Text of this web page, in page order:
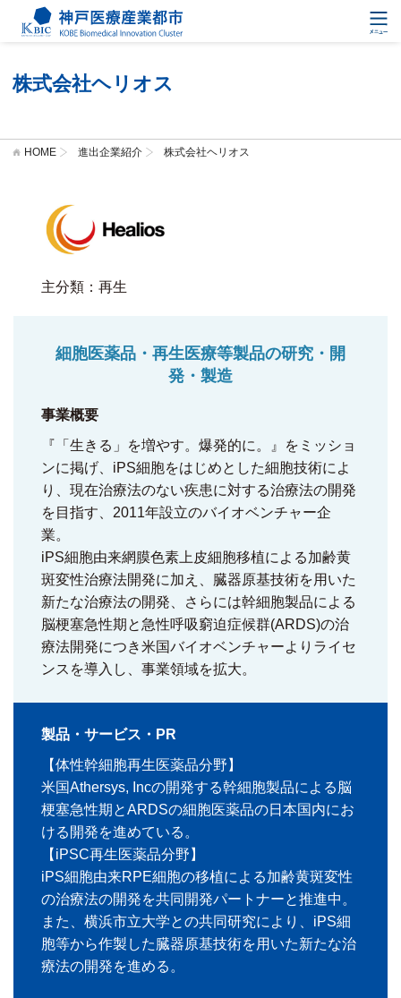
株式会社ヘリオス
HOME 進出企業紹介 株式会社ヘリオス
主分類：再生
細胞医薬品・再生医療等製品の研究・開
発・製造
事業概要
『「生きる」を増やす。爆発的に。』をミッショ
ンに掲げ、iPS細胞をはじめとした細胞技術によ
り、現在治療法のない疾患に対する治療法の開発
を目指す、2011年設立のバイオベンチャー企
業。
iPS細胞由来網膜色素上皮細胞移植による加齢黄
斑変性治療法開発に加え、臓器原基技術を用いた
新たな治療法の開発、さらには幹細胞製品による
脳梗塞急性期と急性呼吸窮迫症候群(ARDS)の治
療法開発につき米国バイオベンチャーよりライセ
ンスを導入し、事業領域を拡大。
製品・サービス・PR
【体性幹細胞再生医薬品分野】
米国Athersys, Incの開発する幹細胞製品による脳
梗塞急性期とARDSの細胞医薬品の日本国内にお
ける開発を進めている。
【iPSC再生医薬品分野】
iPS細胞由来RPE細胞の移植による加齢黄斑変性
の治療法の開発を共同開発パートナーと推進中。
また、横浜市立大学との共同研究により、iPS細
胞等から作製した臓器原基技術を用いた新たな治
療法の開発を進める。